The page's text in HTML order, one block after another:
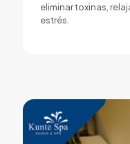
eliminar toxinas,
estrés.